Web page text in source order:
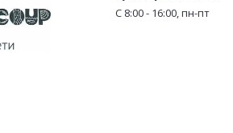
C 8:00 - 16:00, пн-пт